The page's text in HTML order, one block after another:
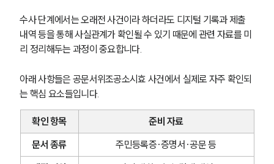
통합검색
AI대륜
형사 주요 업무사례
사례분석/최신동향
형사 법률정보
법률지식인
형사소송·상담후기
수사 단계에서는 오래전 사건이라 하더라도 디지털 기록과 제출
내역 등을 통해 사실관계가 확인될 수 있기 때문에 관련 자료를 미
리 정리해두는 과정이 중요합니다.
아래 사항들은 공문서위조공소시효 사건에서 실제로 자주 확인되
는 핵심 요소들입니다.
확인 항목
준비 자료
문서 종류
주민등록증·증명서·공문 등